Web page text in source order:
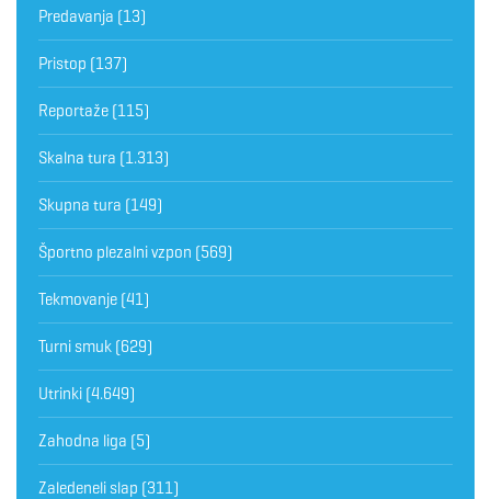
Predavanja (13)
Pristop (137)
Reportaže (115)
Skalna tura (1.313)
Skupna tura (149)
Športno plezalni vzpon (569)
Tekmovanje (41)
Turni smuk (629)
Utrinki (4.649)
Zahodna liga (5)
Zaledeneli slap (311)